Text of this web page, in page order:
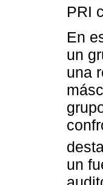
PRI
En
un
una
un